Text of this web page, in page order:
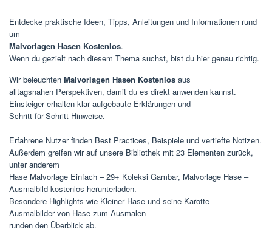
Entdecke praktische Ideen, Tipps, Anleitungen und Informationen rund
um
Malvorlagen Hasen Kostenlos.
Wenn du gezielt nach diesem Thema suchst, bist du hier genau richtig.
Wir beleuchten Malvorlagen Hasen Kostenlos aus
alltagsnahen Perspektiven, damit du es direkt anwenden kannst.
Einsteiger erhalten klar aufgebaute Erklärungen und
Schritt-für-Schritt-Hinweise.
Erfahrene Nutzer finden Best Practices, Beispiele und vertiefte Notizen.
Außerdem greifen wir auf unsere Bibliothek mit 23 Elementen zurück,
unter anderem
Hase Malvorlage Einfach – 29+ Koleksi Gambar, Malvorlage Hase –
Ausmalbild kostenlos herunterladen.
Besondere Highlights wie Kleiner Hase und seine Karotte –
Ausmalbilder von Hase zum Ausmalen
runden den Überblick ab.